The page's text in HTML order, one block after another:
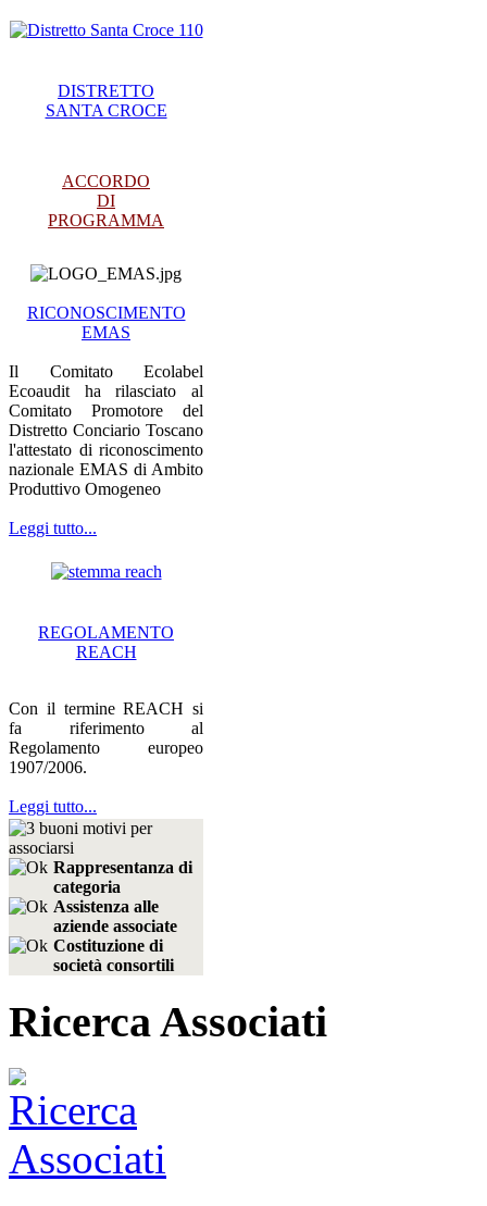
DISTRETTO
SANTA CROCE
ACCORDO
DI
PROGRAMMA
RICONOSCIMENTO
EMAS
Il Comitato Ecolabel
Ecoaudit ha rilasciato al
Comitato Promotore del
Distretto Conciario Toscano
l'attestato di riconoscimento
nazionale EMAS di Ambito
Produttivo Omogeneo
Leggi tutto...
REGOLAMENTO
REACH
Con il termine REACH si
fa riferimento al
Regolamento europeo
1907/2006.
Leggi tutto...
Rappresentanza di
categoria
Assistenza alle
aziende associate
Costituzione di
società consortili
Ricerca Associati